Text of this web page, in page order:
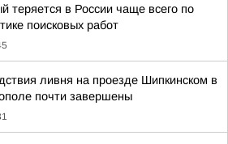
теряется в России чаще всего по
поисковых работ
ливня на проезде Шипкинском в
почти завершены